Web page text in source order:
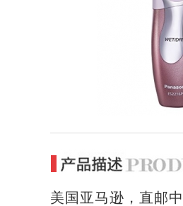
美国亚马逊，直邮